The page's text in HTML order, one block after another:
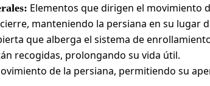
Elementos que dirigen el movimiento
manteniendo la persiana en su lugar
que alberga el sistema de
recogidas, prolongando su vida útil.
de la persiana, permitiendo su